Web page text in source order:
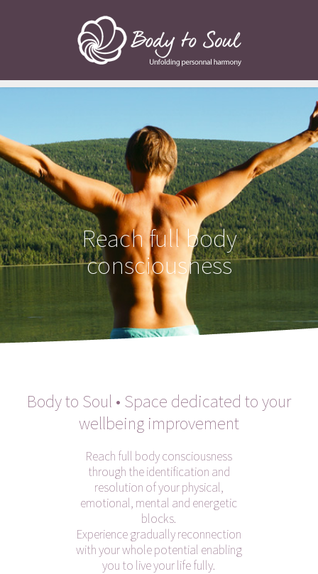
Reach full body
consciousness
Body to Soul • Space dedicated to your
wellbeing improvement
Reach full body consciousness
through the identification and
resolution of your physical,
emotional, mental and energetic
blocks.
Experience gradually reconnection
with your whole potential enabling
you to live your life fully.